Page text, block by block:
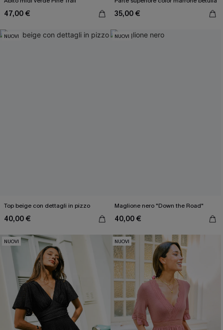
47,00 € 35,00 €
NUOVI
Top beige con dettagli in pizzo
40,00 €
NUOVI
Maglione nero "Down the Road"
40,00 €
NUOVI NUOVI